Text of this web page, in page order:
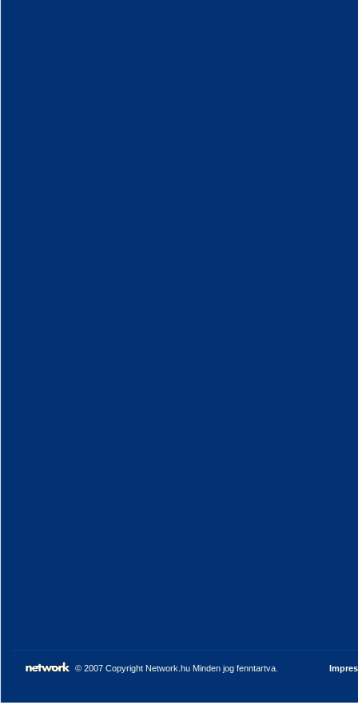
© 2007 Copyright Network.hu Minden jog fenntartva.